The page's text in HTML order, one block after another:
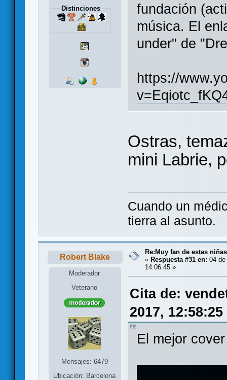
Distinciones
fundación
música. El
under" de
https://
Ostras,
mini Labrie,
Cuando un
tierra al asunto.
Robert Blake
Moderador
Veterano
Mensajes: 6479
Ubicación: Barcelona
Re:Muy fan de estas
« Respuesta #31 en: 04
14:06:45 »
Cita de:
2017, 12:58:25
El mejor